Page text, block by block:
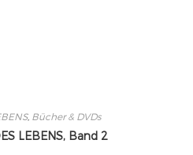
, Bücher & DVDs
LEBENS, Band 2